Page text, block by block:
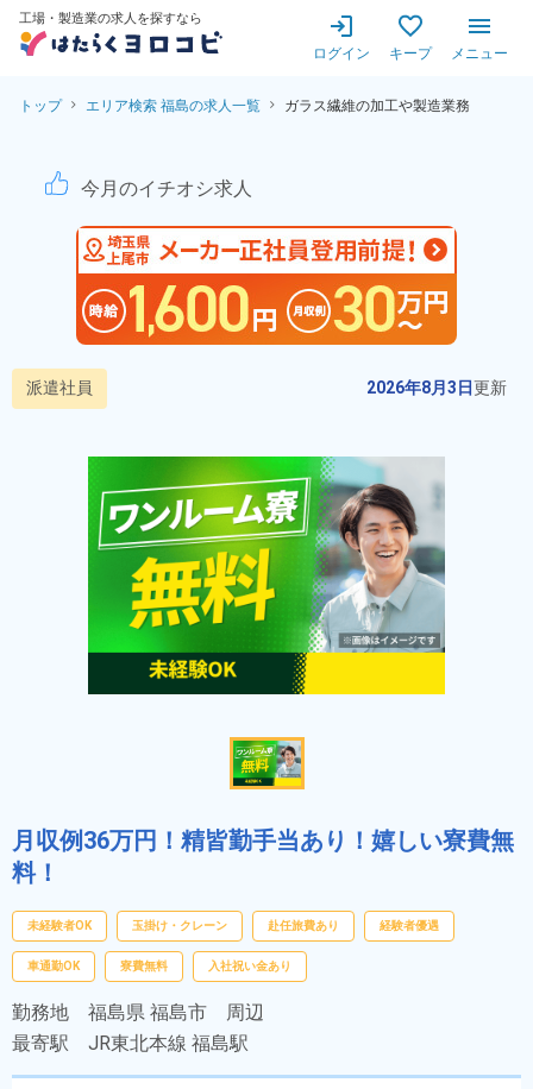
工場・製造業の求人を探すなら
ログイン キープ メニュー
トップ エリア検索 福島の求人一覧 ガラス繊維の加工や製造業務
ガラス繊維の加工や製造業
今月のイチオシ求人
派遣社員 2026年8月3日更新
月収例36万円！精皆勤手当あり！嬉しい寮費無
料！
未経験者OK 玉掛け・クレーン 赴任旅費あり 経験者優遇
車通勤OK 寮費無料 入社祝い金あり
勤務地 福島県 福島市 周辺
最寄駅 JR東北本線 福島駅